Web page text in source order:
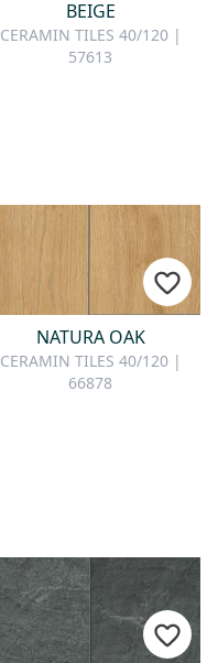
BEIGE
CERAMIN TILES 40/120 |
57613
NATURA OAK
CERAMIN TILES 40/120 |
66878